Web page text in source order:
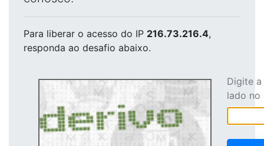
Para liberar o acesso do IP 216.73.216.4,
responda ao desafio abaixo.
Digite
lado no